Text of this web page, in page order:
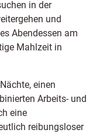
in der
und
Abendessen am
Mahlzeit in
einen
Arbeits- und
eine
reibungsloser